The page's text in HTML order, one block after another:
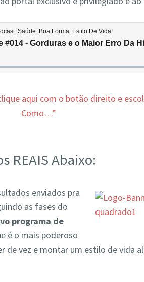
aqui com o botão direito e
Como…”
REAIS Abaixo:
enviados pra
as fases do
programa de
é o mais poderoso
de vez e montar um estilo de vida